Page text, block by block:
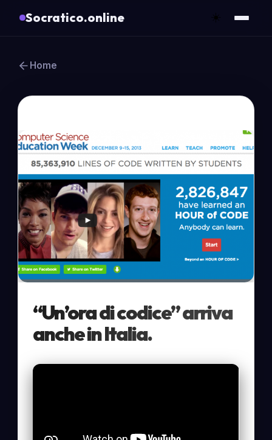
Socratico.online ☀️
Home
“Un’ora di codice” arriva
anche in Italia.